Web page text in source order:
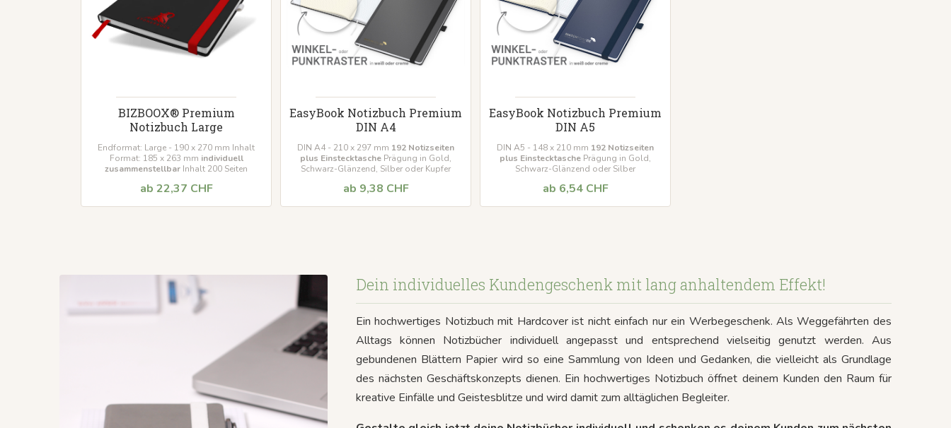
BIZBOOX® Premium
Notizbuch Large
Endformat: Large - 190 x 270 mm Inhalt
Format: 185 x 263 mm individuell
zusammenstellbar Inhalt 200 Seiten
ab 22,37 CHF
EasyBook Notizbuch Premium
DIN A4
DIN A4 - 210 x 297 mm 192 Notizseiten
plus Einstecktasche Prägung in Gold,
Schwarz-Glänzend, Silber oder Kupfer
ab 9,38 CHF
EasyBook Notizbuch Premium
DIN A5
DIN A5 - 148 x 210 mm 192 Notizseiten
plus Einstecktasche Prägung in Gold,
Schwarz-Glänzend oder Silber
ab 6,54 CHF
Dein individuelles Kundengeschenk mit lang anhaltendem Effekt!
Ein hochwertiges Notizbuch mit Hardcover ist nicht einfach nur ein Werbegeschenk. Als Weggefährten des
Alltags können Notizbücher individuell angepasst und entsprechend vielseitig genutzt werden. Aus
gebundenen Blättern Papier wird so eine Sammlung von Ideen und Gedanken, die vielleicht als Grundlage
des nächsten Geschäftskonzepts dienen. Ein hochwertiges Notizbuch öffnet deinem Kunden den Raum für
kreative Einfälle und Geistesblitze und wird damit zum alltäglichen Begleiter.